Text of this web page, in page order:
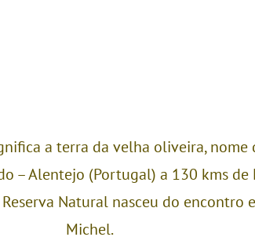
a terra da velha oliveira, nome
– Alentejo (Portugal) a 130 kms de
Natural nasceu do encontro
Michel.